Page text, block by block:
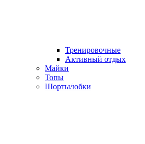
Тренировочные
Активный отдых
Майки
Топы
Шорты/юбки